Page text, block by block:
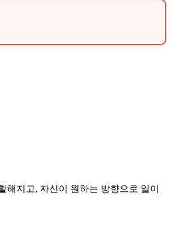
지고, 자신이 원하는 방향으로 일이